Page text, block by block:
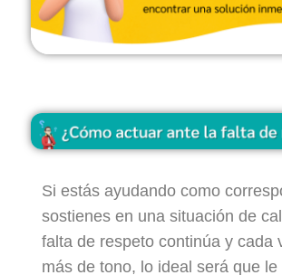
Si estás ayudando como
sostienes en una situación de
falta de respeto continúa y cada
más de tono, lo ideal será que